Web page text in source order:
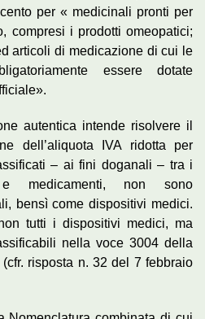
per « medicinali pronti per
compresi i prodotti omeopatici;
articoli di medicazione di cui le
essere dotate
autentica intende risolvere il
dell’aliquota IVA ridotta per
– ai fini doganali – tra i
e medicamenti, non sono
bensì come dispositivi medici.
tutti i dispositivi medici, ma
nella voce 3004 della
(cfr. risposta n. 32 del 7 febbraio